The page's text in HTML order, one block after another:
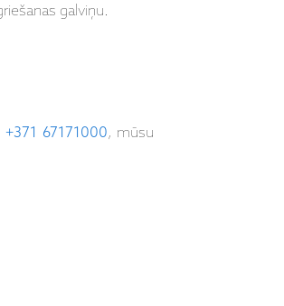
galviņu.
+371 67171000, mūsu